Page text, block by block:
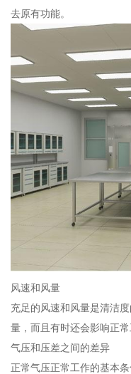
去原有功能。
风速和风量
充足的风速和风量是清洁
量，而且有时还会影响正常
气压和压差之间的差异
正常气压正常工作的基本